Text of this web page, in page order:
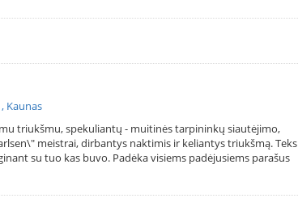
Kaunas
triukšmu, spekuliantų - muitinės tarpininkų siautėjimo,
meistrai, dirbantys naktimis ir keliantys triukšmą. Teks
su tuo kas buvo. Padėka visiems padėjusiems parašus